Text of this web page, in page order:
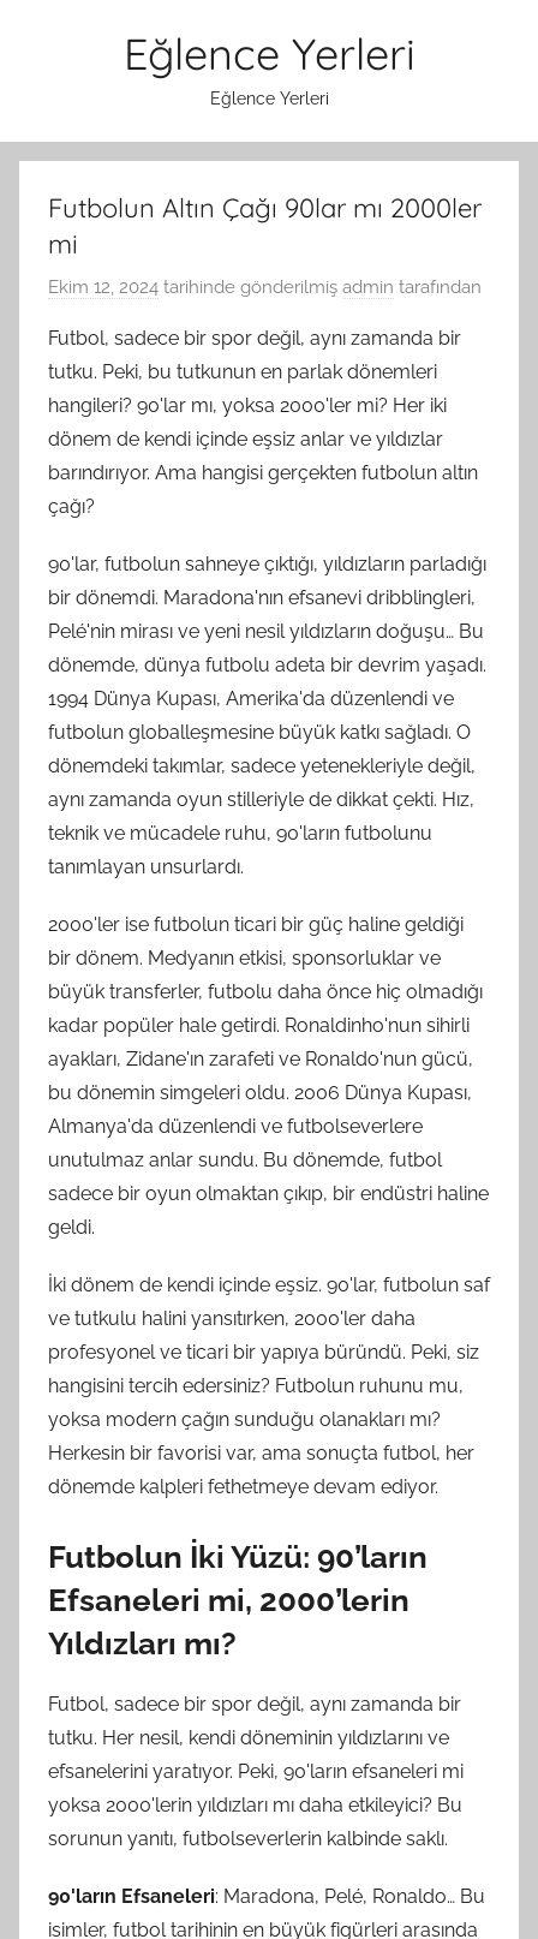
Eğlence Yerleri
Eğlence Yerleri
Futbolun Altın Çağı 90lar mı 2000ler
mi
Ekim 12, 2024 tarihinde gönderilmiş admin tarafından
Futbol, sadece bir spor değil, aynı zamanda bir
tutku. Peki, bu tutkunun en parlak dönemleri
hangileri? 90'lar mı, yoksa 2000'ler mi? Her iki
dönem de kendi içinde eşsiz anlar ve yıldızlar
barındırıyor. Ama hangisi gerçekten futbolun altın
çağı?
90'lar, futbolun sahneye çıktığı, yıldızların parladığı
bir dönemdi. Maradona'nın efsanevi dribblingleri,
Pelé'nin mirası ve yeni nesil yıldızların doğuşu… Bu
dönemde, dünya futbolu adeta bir devrim yaşadı.
1994 Dünya Kupası, Amerika'da düzenlendi ve
futbolun globalleşmesine büyük katkı sağladı. O
dönemdeki takımlar, sadece yetenekleriyle değil,
aynı zamanda oyun stilleriyle de dikkat çekti. Hız,
teknik ve mücadele ruhu, 90'ların futbolunu
tanımlayan unsurlardı.
2000'ler ise futbolun ticari bir güç haline geldiği
bir dönem. Medyanın etkisi, sponsorluklar ve
büyük transferler, futbolu daha önce hiç olmadığı
kadar popüler hale getirdi. Ronaldinho'nun sihirli
ayakları, Zidane'ın zarafeti ve Ronaldo'nun gücü,
bu dönemin simgeleri oldu. 2006 Dünya Kupası,
Almanya'da düzenlendi ve futbolseverlere
unutulmaz anlar sundu. Bu dönemde, futbol
sadece bir oyun olmaktan çıkıp, bir endüstri haline
geldi.
İki dönem de kendi içinde eşsiz. 90'lar, futbolun saf
ve tutkulu halini yansıtırken, 2000'ler daha
profesyonel ve ticari bir yapıya büründü. Peki, siz
hangisini tercih edersiniz? Futbolun ruhunu mu,
yoksa modern çağın sunduğu olanakları mı?
Herkesin bir favorisi var, ama sonuçta futbol, her
dönemde kalpleri fethetmeye devam ediyor.
Futbolun İki Yüzü: 90’ların
Efsaneleri mi, 2000’lerin
Yıldızları mı?
Futbol, sadece bir spor değil, aynı zamanda bir
tutku. Her nesil, kendi döneminin yıldızlarını ve
efsanelerini yaratıyor. Peki, 90'ların efsaneleri mi
yoksa 2000'lerin yıldızları mı daha etkileyici? Bu
sorunun yanıtı, futbolseverlerin kalbinde saklı.
90'ların Efsaneleri: Maradona, Pelé, Ronaldo… Bu
isimler, futbol tarihinin en büyük figürleri arasında